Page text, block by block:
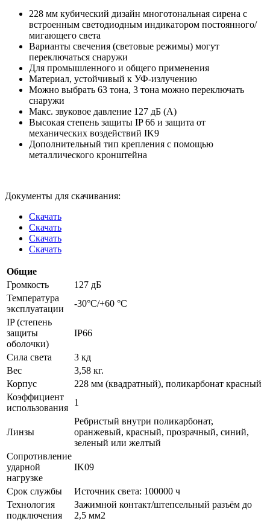
228 мм кубический дизайн многотональная сирена с
встроенным светодиодным индикатором постоянного/
мигающего света
Варианты свечения (световые режимы) могут
переключаться снаружи
Для промышленного и общего применения
Материал, устойчивый к УФ-излучению
Можно выбрать 63 тона, 3 тона можно переключать
снаружи
Макс. звуковое давление 127 дБ (A)
Высокая степень защиты IP 66 и защита от
механических воздействий IK9
Дополнительный тип крепления с помощью
металлического кронштейна
Документы для скачивания:
Скачать
Скачать
Скачать
Скачать
Общие
Громкость
127 дБ
Температура
эксплуатации
-30°C/+60 °C
IP (степень
защиты
оболочки)
IP66
Сила света
3 кд
Вес
3,58 кг.
Корпус
228 мм (квадратный), поликарбонат красный
Коэффициент
использования
1
Линзы
Ребристый внутри поликарбонат,
оранжевый, красный, прозрачный, синий,
зеленый или желтый
Сопротивление
ударной
нагрузке
IK09
Срок службы
Источник света: 100000 ч
Технология
подключения
Зажимной контакт/штепсельный разъём до
2,5 мм2